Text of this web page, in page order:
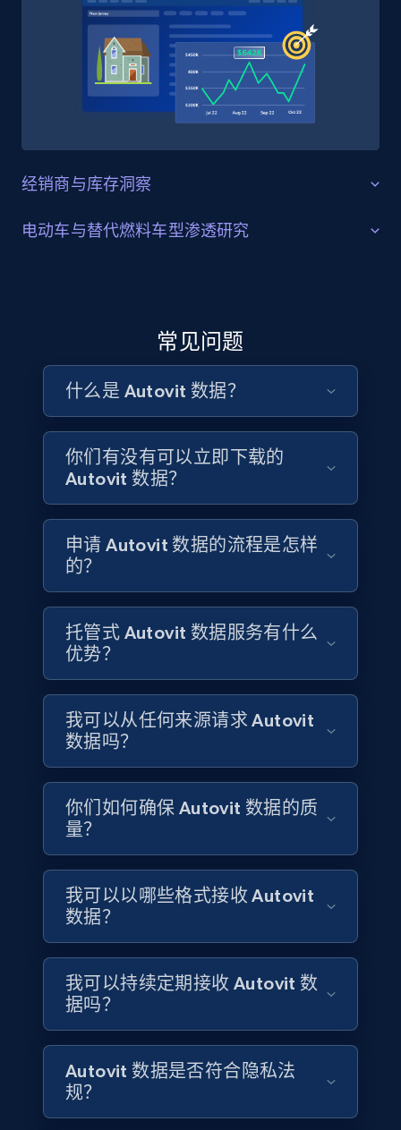
Reddit- Posts
Post id, URL, User posted, Title, Description,
Num comments, Date posted, Community
Social media
Glassdoor companies overview information
ID, Company, Ratings overall, Details size,
Details founded, Details type, Country code,
Company type, and more.
Business Popular Enriched
4.2K+ 381+ 立即购买
Google maps reviews
URL, Place id, Place name, Country, Address,
Review id, Reviewer name, Reviews by reviewer,
and more.
4.1K+ 303+ 立即购买
Instagram - Reels
URL, User posted, Description, Hashtags, Num
comments, Date posted, Likes, Views, and
more.
Airbnb Properties Information
经销商与库存洞察
经销商库存与发布活跃度追踪
车行业研究人员、车企区域团队以及经销商管理平台可
使用结构化的 Autovit 经销商数据，监测经销商正在重点
备货的品牌与车型，按品牌与区域追踪库存周转，并了
解专业经销商生态在罗马尼亚各城市（包括布加勒斯
特、克卢日-纳波卡与蒂米什瓦拉）的分布情况。
联系销售
电动车与替代燃料车型渗透研究
电车型，能够从市场一线呈现随着中东欧电动车逐步普
及，罗马尼亚替代燃料车型的供给与价格如何演变。电
动车制造商、充电基础设施投资者以及汽车政策研究人
员可使用结构化的 Autovit 数据，长期追踪混动与纯电车
格趋势，并评估在新兴欧洲市场中二手电动车的消费者
供给发展情况。
常见问题
什么是 Autovit 数据？
你们有没有可以立即下载的
Autovit 数据？
申请 Autovit 数据的流程是怎样
的？
托管式 Autovit 数据服务有什么
优势？
我可以从任何来源请求 Autovit
数据吗？
你们如何确保 Autovit 数据的质
量？
我可以以哪些格式接收 Autovit
数据？
我可以持续定期接收 Autovit 数
据吗？
Autovit 数据是否符合隐私法
规？